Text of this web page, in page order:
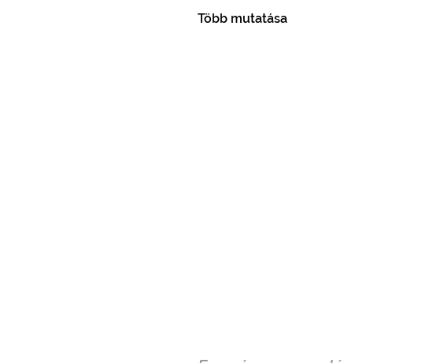
Több mutatása